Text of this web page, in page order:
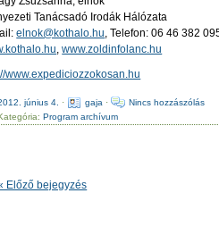
Tanácsadó Irodák Hálózata
elnok@kothalo.hu, Telefon: 06 46 382
,www.zoldinfolanc.hu
www.expediciozzokosan.hu
június 4. · gaja ·
Nincs hozzászólás
Program archívum
Előző bejegyzés